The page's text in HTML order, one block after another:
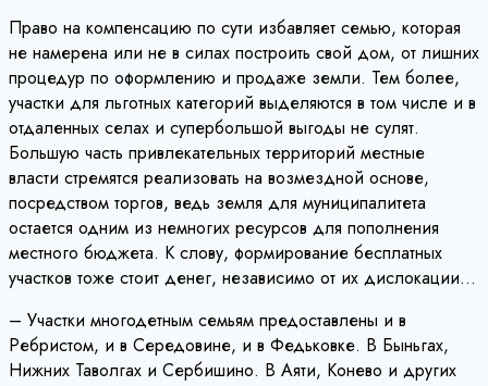
Право на компенсацию по сути избавляет семью, которая
не намерена или не в силах построить свой дом, от лишних
процедур по оформлению и продаже земли. Тем более,
участки для льготных категорий выделяются в том числе и в
отдаленных селах и супербольшой выгоды не сулят.
Большую часть привлекательных территорий местные
власти стремятся реализовать на возмездной основе,
посредством торгов, ведь земля для муниципалитета
остается одним из немногих ресурсов для пополнения
местного бюджета. К слову, формирование бесплатных
участков тоже стоит денег, независимо от их дислокации…
– Участки многодетным семьям предоставлены и в
Ребристом, и в Середовине, и в Федьковке. В Быньгах,
Нижних Таволгах и Сербишино. В Аяти, Конево и других